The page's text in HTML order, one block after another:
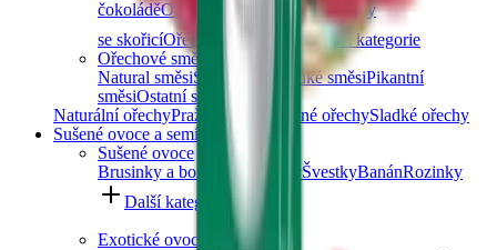
čokoláděOřechy v bílé čokoláděOřechy
se skořicíOřechy v tiramisu
Další kategorie
Ořechové směsi
Natural směsiSlané směsi Sladké směsiPikantní
směsiOstatní směsi
Naturální ořechyPražené ořechy Slané ořechySladké ořechy
Sušené ovoce a semínka
Sušené ovoce
Brusinky a borůvky
MeruňkyŠvestkyBanánRozinky
Další kategorie
Exotické ovoce